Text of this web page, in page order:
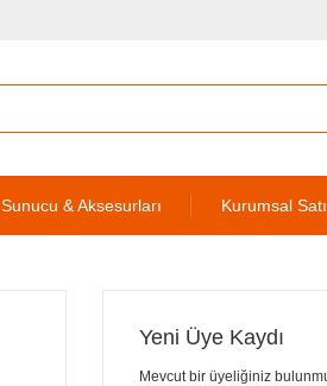
Sunucu & Aksesurları Kurumsal
Yeni Üye Kaydı
Mevcut bir üyeliğiniz